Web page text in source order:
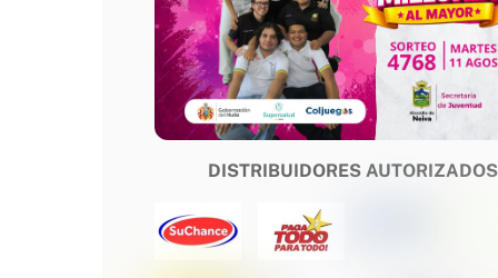
DISTRIBUIDORES AUTORIZADOS